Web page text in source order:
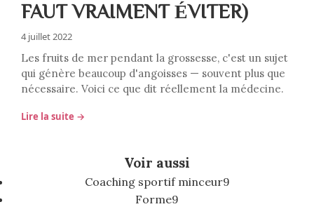
FAUT VRAIMENT ÉVITER)
4 juillet 2022
Les fruits de mer pendant la grossesse, c'est un sujet
qui génère beaucoup d'angoisses — souvent plus que
nécessaire. Voici ce que dit réellement la médecine.
Lire la suite →
Voir aussi
Coaching sportif minceur9
Forme9